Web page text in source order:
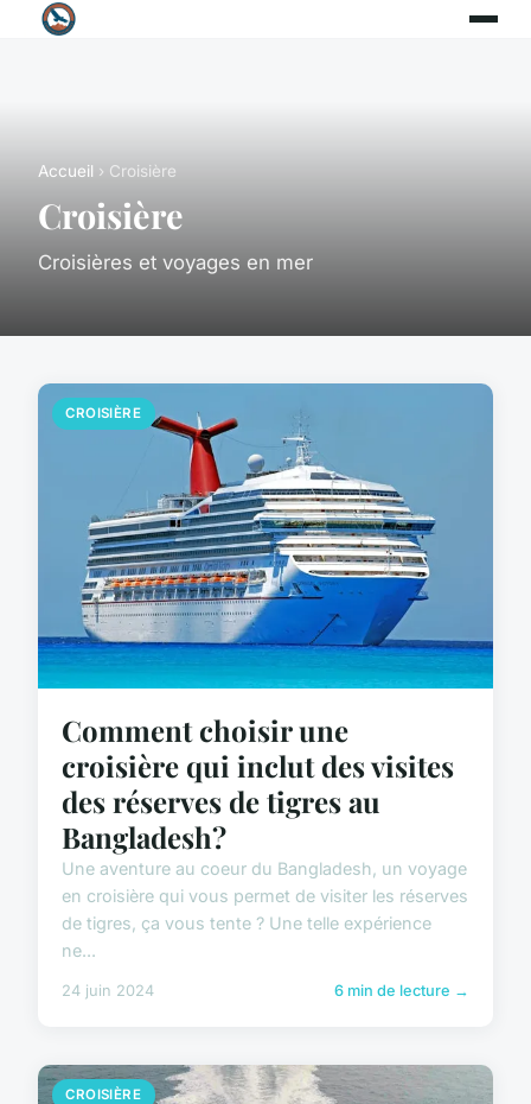
Accueil › Croisière
Croisière
Croisières et voyages en mer
CROISIÈRE
Comment choisir une
croisière qui inclut des visites
des réserves de tigres au
Bangladesh?
Une aventure au coeur du Bangladesh, un voyage
en croisière qui vous permet de visiter les réserves
de tigres, ça vous tente ? Une telle expérience
ne...
24 juin 2024 6 min de lecture →
CROISIÈRE